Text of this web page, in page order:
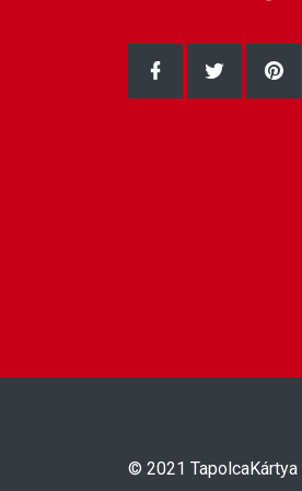
© 2021 TapolcaKártya